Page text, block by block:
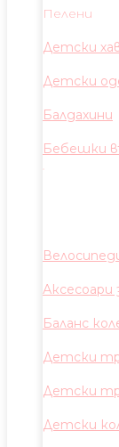
Пелени
Детски
Детски
Балдахини
Бебешки
Аксесоари
Баланс
Детски
Детски
Детски